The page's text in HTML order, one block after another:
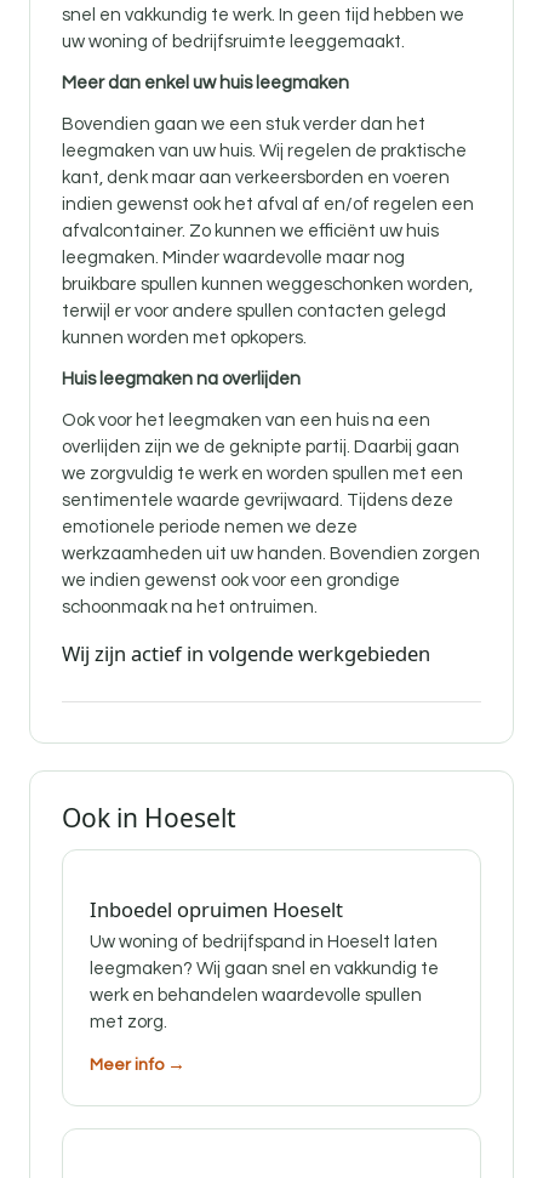
snel en vakkundig te werk. In geen tijd hebben we
uw woning of bedrijfsruimte leeggemaakt.
Meer dan enkel uw huis leegmaken
Bovendien gaan we een stuk verder dan het
leegmaken van uw huis. Wij regelen de praktische
kant, denk maar aan verkeersborden en voeren
indien gewenst ook het afval af en/of regelen een
afvalcontainer. Zo kunnen we efficiënt uw huis
leegmaken. Minder waardevolle maar nog
bruikbare spullen kunnen weggeschonken worden,
terwijl er voor andere spullen contacten gelegd
kunnen worden met opkopers.
Huis leegmaken na overlijden
Ook voor het leegmaken van een huis na een
overlijden zijn we de geknipte partij. Daarbij gaan
we zorgvuldig te werk en worden spullen met een
sentimentele waarde gevrijwaard. Tijdens deze
emotionele periode nemen we deze
werkzaamheden uit uw handen. Bovendien zorgen
we indien gewenst ook voor een grondige
schoonmaak na het ontruimen.
Wij zijn actief in volgende werkgebieden
Ook in Hoeselt
Inboedel opruimen Hoeselt
Uw woning of bedrijfspand in Hoeselt laten
leegmaken? Wij gaan snel en vakkundig te
werk en behandelen waardevolle spullen
met zorg.
Meer info →